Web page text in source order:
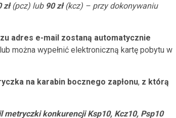
zł(pcz) lub 90 zł(kcz) – przy dokonywaniu
adres e-mail zostaną automatycznie
lub można wypełnić elektroniczną kartę pobytu w
na karabin bocznego zapłonu, z którą
metryczki konkurencji Ksp10, Kcz10, Psp10